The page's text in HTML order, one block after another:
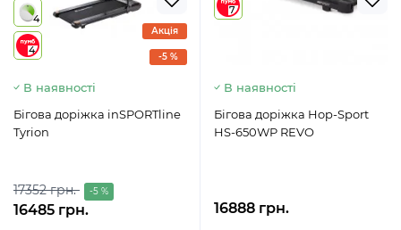
4
4
-5 %
Акція
В наявності
Бігова доріжка inSPORTline
Tyrion
17352 грн. -5 %
16485 грн.
7
В наявності
Бігова доріжка Hop-Sport
HS-650WP REVO
16888 грн.